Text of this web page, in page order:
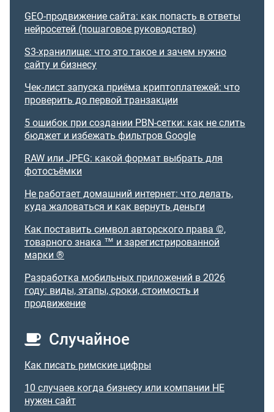
GEO-продвижение сайта: как попасть в ответы
нейросетей (пошаговое руководство)
S3-хранилище: что это такое и зачем нужно
сайту и бизнесу
Чек-лист запуска приёма криптоплатежей: что
проверить до первой транзакции
5 ошибок при создании PBN-сетки: как не слить
бюджет и избежать фильтров Google
RAW или JPEG: какой формат выбрать для
фотосъёмки
Не работает домашний интернет: что делать,
куда жаловаться и как вернуть деньги
Как поставить символ авторского права ©,
товарного знака ™ и зарегистрированной
марки ®
Разработка мобильных приложений в 2026
году: виды, этапы, сроки, стоимость и
продвижение
Случайное
Как писать римские цифры
10 случаев когда бизнесу или компании НЕ
нужен сайт